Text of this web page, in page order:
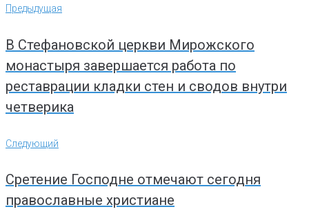
Навигация
по
Предыдущая
Предыдущая
В Стефановской церкви Мирожского
монастыря завершается работа по
реставрации кладки стен и сводов внутри
четверика
Следующий
Следующий
Сретение Господне отмечают сегодня
православные христиане